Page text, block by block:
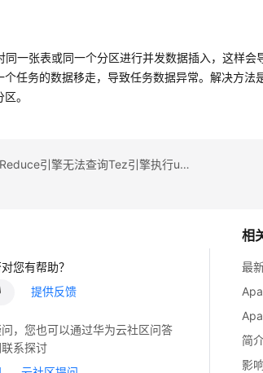
同一张表或同一个分区进行并发数据插入，这样
个任务的数据移走，导致任务数据异常。解决方
。
上一篇：MapReduce引擎无法查询Tez引擎执行union语句写入的数据
相
最
简
影
您有帮助？
提供反馈
，您也可以通过华为云社区问答
系探讨